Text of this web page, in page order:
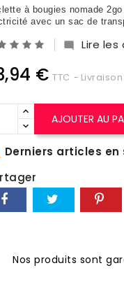
à bougies nomade
avec un sac de
 Lire les
€ TTC
AJOUTER AU
Derniers articles en
Nos produits sont